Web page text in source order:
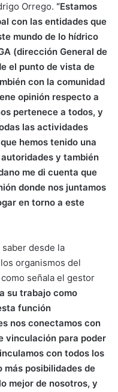
Orrego. “Estamos
con las entidades que
mundo de lo hídrico
(dirección General de
el punto de vista de
con la comunidad
opinión respecto a
pertenece a todos, y
las actividades
hemos tenido una
y también
me di cuenta que
donde nos juntamos
en torno a este
desde la
organismos del
señala el gestor
su trabajo como
función
nos conectamos con
vinculación para poder
con todos los
posibilidades de
mejor de nosotros, y